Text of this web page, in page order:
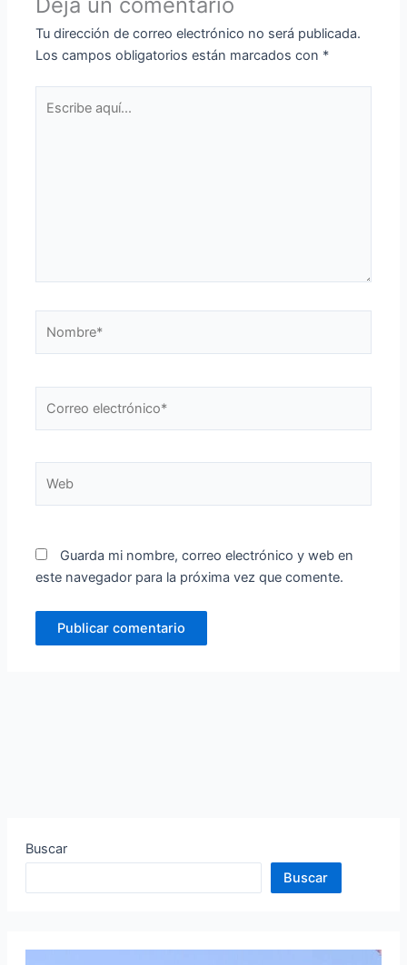
Buscar
Buscar
Tu dirección de correo electrónico no será publicada.
Los campos obligatorios están marcados con *
aquí...
electrónico*
Guarda mi nombre, correo electrónico y web en
este navegador para la próxima vez que comente.